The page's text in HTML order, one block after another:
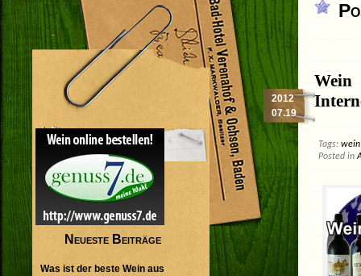
2012
07.19
Tags:
Posted in
Neueste Beiträge
Was ist der beste Wein aus